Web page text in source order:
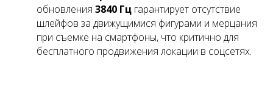
обновления 3840 Гц гарантирует отсутствие
шлейфов за движущимися фигурами и мерцания
при съемке на смартфоны, что критично для
бесплатного продвижения локации в соцсетях.